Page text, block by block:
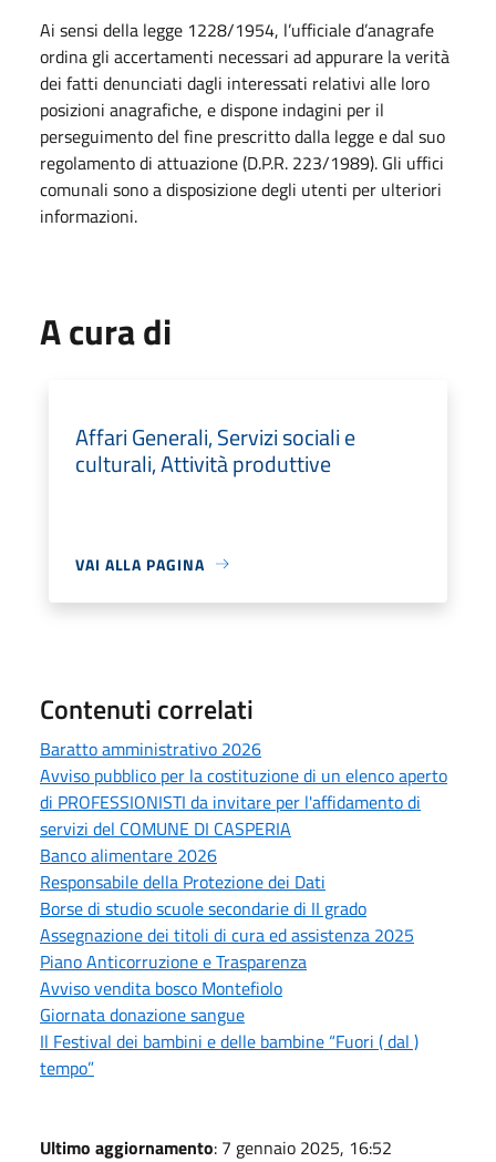
Ai sensi della legge 1228/1954, l’ufficiale d’anagrafe
ordina gli accertamenti necessari ad appurare la verità
dei fatti denunciati dagli interessati relativi alle loro
posizioni anagrafiche, e dispone indagini per il
perseguimento del fine prescritto dalla legge e dal suo
regolamento di attuazione (D.P.R. 223/1989). Gli uffici
comunali sono a disposizione degli utenti per ulteriori
informazioni.
A cura di
Affari Generali, Servizi sociali e
culturali, Attività produttive
VAI ALLA PAGINA
Contenuti correlati
Baratto amministrativo 2026
Avviso pubblico per la costituzione di un elenco aperto
di PROFESSIONISTI da invitare per l'affidamento di
servizi del COMUNE DI CASPERIA
Banco alimentare 2026
Responsabile della Protezione dei Dati
Borse di studio scuole secondarie di II grado
Assegnazione dei titoli di cura ed assistenza 2025
Piano Anticorruzione e Trasparenza
Avviso vendita bosco Montefiolo
Giornata donazione sangue
Il Festival dei bambini e delle bambine “Fuori ( dal )
tempo”
Ultimo aggiornamento: 7 gennaio 2025, 16:52